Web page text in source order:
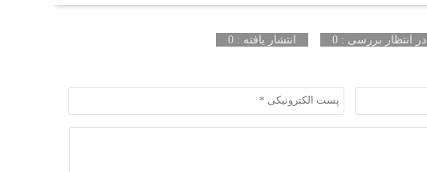
در انتظار بررسی : 0 انتشار یافته : 0